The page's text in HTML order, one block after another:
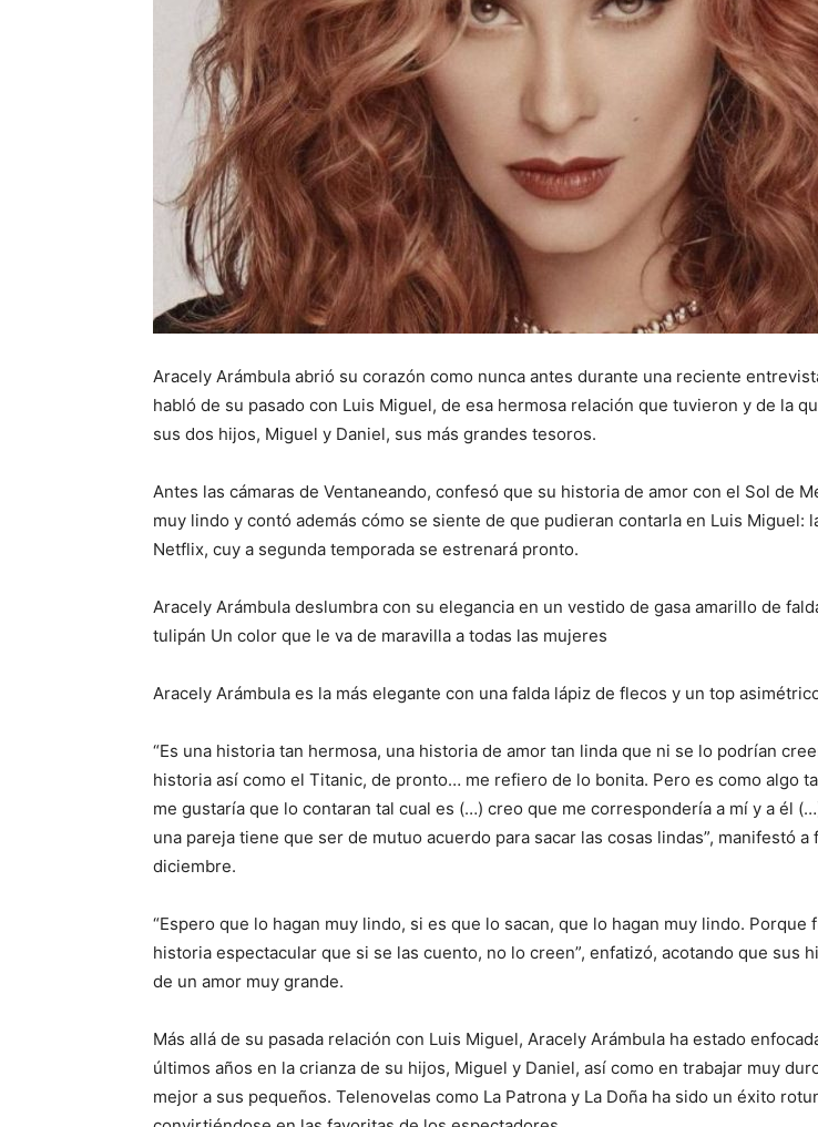
Aracely Arámbula abrió su corazón como nunca antes durante una reciente
habló de su pasado con Luis Miguel, de esa hermosa relación que tuvieron y de la
sus dos hijos, Miguel y Daniel, sus más grandes tesoros.
Antes las cámaras de Ventaneando, confesó que su historia de amor con el Sol de
muy lindo y contó además cómo se siente de que pudieran contarla en Luis Miguel:
Netflix, cuy a segunda temporada se estrenará pronto.
Aracely Arámbula deslumbra con su elegancia en un vestido de gasa amarillo de
tulipán Un color que le va de maravilla a todas las mujeres
Aracely Arámbula es la más elegante con una falda lápiz de flecos y un top
“Es una historia tan hermosa, una historia de amor tan linda que ni se lo podrían
historia así como el Titanic, de pronto… me refiero de lo bonita. Pero es como algo
me gustaría que lo contaran tal cual es (…) creo que me correspondería a mí y a él
una pareja tiene que ser de mutuo acuerdo para sacar las cosas lindas”, manifestó a
diciembre.
“Espero que lo hagan muy lindo, si es que lo sacan, que lo hagan muy lindo. Porque
historia espectacular que si se las cuento, no lo creen”, enfatizó, acotando que sus
de un amor muy grande.
Más allá de su pasada relación con Luis Miguel, Aracely Arámbula ha estado
últimos años en la crianza de su hijos, Miguel y Daniel, así como en trabajar muy
mejor a sus pequeños. Telenovelas como La Patrona y La Doña ha sido un éxito